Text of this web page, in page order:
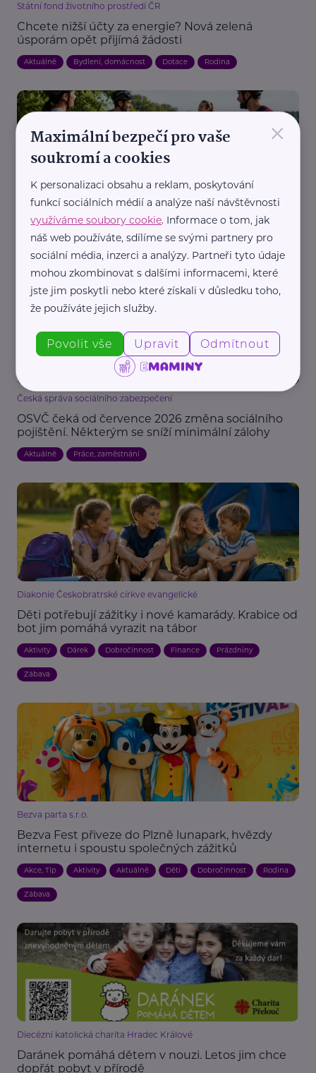
Státní fond životního prostředí ČR
Chcete nižší účty za energie? Nová zelená
úsporám opět přijímá žádosti
Aktuálně Bydlení, domácnost Dotace Rodina
Pearmedia
Letní sporty bez zbytečných úrazů: 6
nejčastějších chyb, kterým se vyplatí vyhnout
Aktivity Cvičení, sport Prázdniny Zdraví
Česká správa sociálního zabezpečení
OSVČ čeká od července 2026 změna sociálního
pojištění. Některým se sníží minimální zálohy
Aktuálně Práce, zaměstnání
Diakonie Českobratrské církve evangelické
Děti potřebují zážitky i nové kamarády. Krabice od
bot jim pomáhá vyrazit na tábor
Aktivity Dárek Dobročinnost Finance Prázdniny
Zábava
Bezva parta s.r.o.
Bezva Fest přiveze do Plzně lunapark, hvězdy
internetu i spoustu společných zážitků
Akce, Tip Aktivity Aktuálně Děti Dobročinnost Rodina
Zábava
Diecézní katolická charita Hradec Králové
Daránek pomáhá dětem v nouzi. Letos jim chce
dopřát pobyt v přírodě
×
Maximální bezpečí pro vaše
soukromí a cookies
K personalizaci obsahu a reklam, poskytování
funkcí sociálních médií a analýze naší návštěvnosti
využíváme soubory cookie. Informace o tom, jak
náš web používáte, sdílíme se svými partnery pro
sociální média, inzerci a analýzy. Partneři tyto údaje
mohou zkombinovat s dalšími informacemi, které
jste jim poskytli nebo které získali v důsledku toho,
že používáte jejich služby.
Povolit vše Upravit Odmítnout